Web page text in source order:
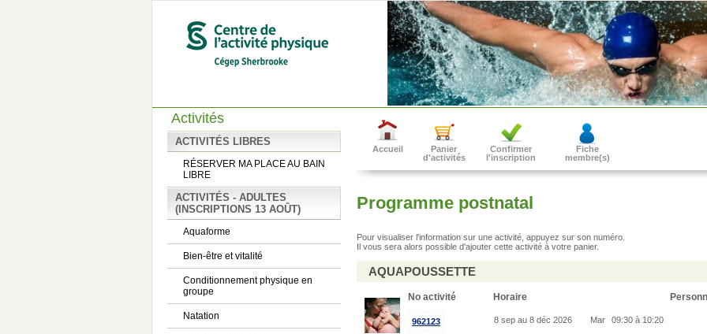
Activités
ACTIVITÉS LIBRES
RÉSERVER MA PLACE AU BAIN
LIBRE
ACTIVITÉS - ADULTES
(INSCRIPTIONS 13 AOÛT)
Aquaforme
Bien-être et vitalité
Conditionnement physique en
groupe
Natation
Accueil
Panier
d'activités
Confirmer
l'inscription
Fiche
membre(s)
Programme postnatal
Pour visualiser l'information sur une activité, appuyez sur son numéro.
Il vous sera alors possible d'ajouter cette activité à votre panier.
AQUAPOUSSETTE
No activité Horaire
962123 8 sep au 8 déc 2026 Mar 09:30 à 10:20